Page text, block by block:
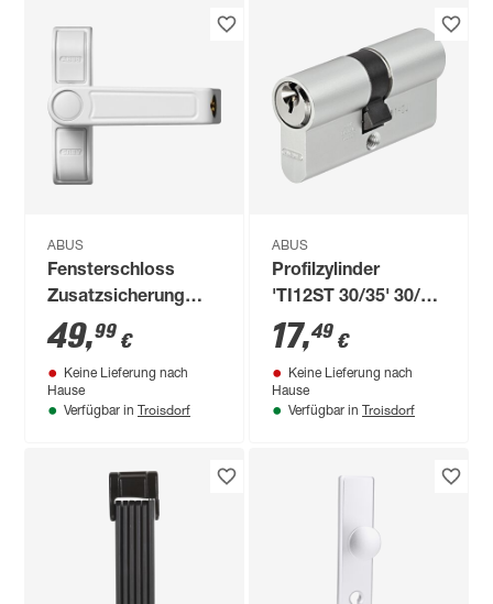
ABUS
Fensterschloss
Zusatzsicherung
2410 W weiß
49,99 €
Keine Lieferung nach
Hause
Verfügbar in Troisdorf
ABUS
Profilzylinder
'TI12ST 30/35' 30/35
mm
17,49 €
Keine Lieferung nach
Hause
Verfügbar in Troisdorf